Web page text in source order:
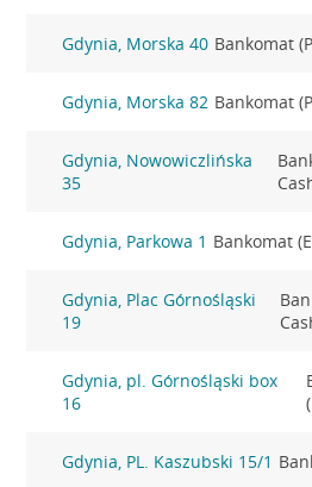
Gdynia, Morska 40 Bankomat
Gdynia, Morska 82 Bankomat
Gdynia, Nowowiczlińska
35
Gdynia, Parkowa 1 Bankomat
Gdynia, Plac Górnośląski
19
Gdynia, pl. Górnośląski box
16
Gdynia, PL. Kaszubski 15/1